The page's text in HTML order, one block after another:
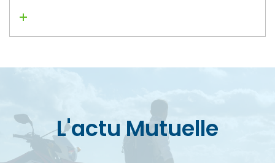
Lire la suite
L'actu Mutuelle